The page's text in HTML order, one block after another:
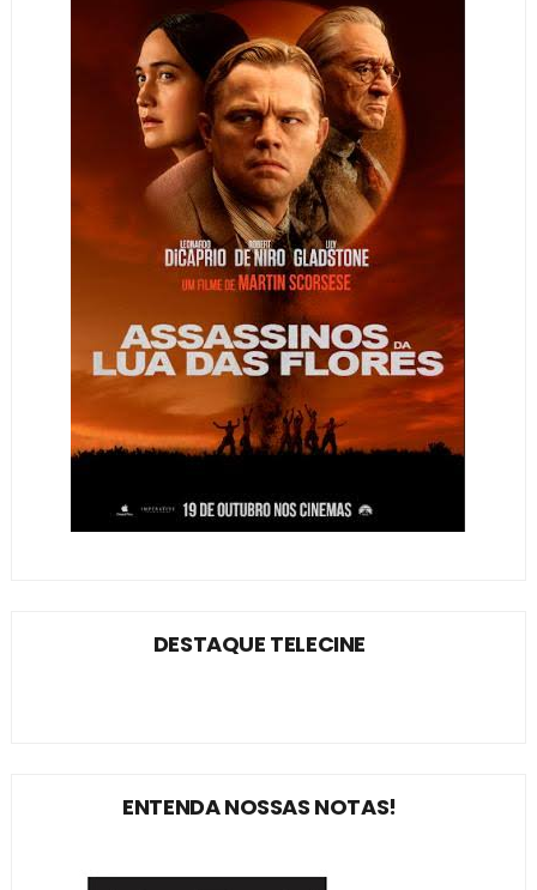
DESTAQUE TELECINE
ENTENDA NOSSAS NOTAS!